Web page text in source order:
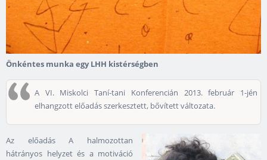
Önkéntes munka egy LHH kistérségben
A VI. Miskolci Taní-tani Konferencián 2013. február 1-jén
elhangzott előadás szerkesztett, bővített változata.
Az előadás A halmozottan
hátrányos helyzet és a motiváció